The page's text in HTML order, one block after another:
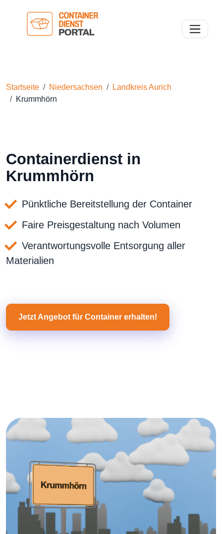
Toggle
Startseite Niedersachsen
Landkreis Aurich
Krummhörn
Containerdienst in
Krummhörn
Pünktliche Bereitstellung der Container
Faire Preisgestaltung nach Volumen
Verantwortungsvolle Entsorgung aller
Materialien
Jetzt Angebot für Container erhalten!